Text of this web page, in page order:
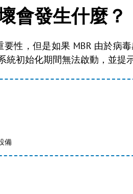
會發生什麼？
性，但是如果 MBR 由於病
統初始化期間無法啟動，並提
備